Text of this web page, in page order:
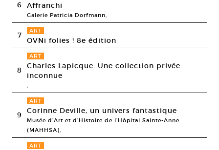
6 Affranchi
Galerie Patricia Dorfmann,
7 ART
OVNi folies ! 8e édition
8
ART
Charles Lapicque. Une collection privée
inconnue
,
9
ART
Corinne Deville, un univers fantastique
Musée d’Art et d’Histoire de l’Hôpital Sainte-Anne
(MAHHSA),
ART